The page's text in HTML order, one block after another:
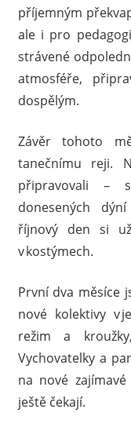
příjemným
ale i pro
strávené
atmosféře,
dospělým.
Závěr tohoto
tanečnímu reji.
připravovali –
donesených
říjnový den si
v kostýmech.
První dva měsíce
nové kolektivy v
režim a
Vychovatelky a
na nové
ještě čekají.